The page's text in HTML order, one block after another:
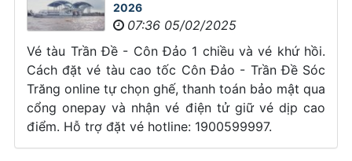
2026
07:36 05/02/2025
Vé tàu Trần Đề - Côn Đảo 1 chiều và vé khứ hồi.
Cách đặt vé tàu cao tốc Côn Đảo - Trần Đề Sóc
Trăng online tự chọn ghế, thanh toán bảo mật qua
cổng onepay và nhận vé điện tử giữ vé dịp cao
điểm. Hỗ trợ đặt vé hotline: 1900599997.